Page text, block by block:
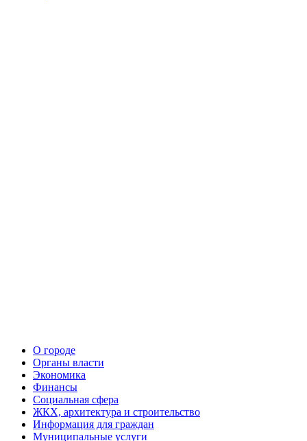
О городе
Органы власти
Экономика
Финансы
Социальная сфера
ЖКХ, архитектура и строительство
Информация для граждан
Муниципальные услуги